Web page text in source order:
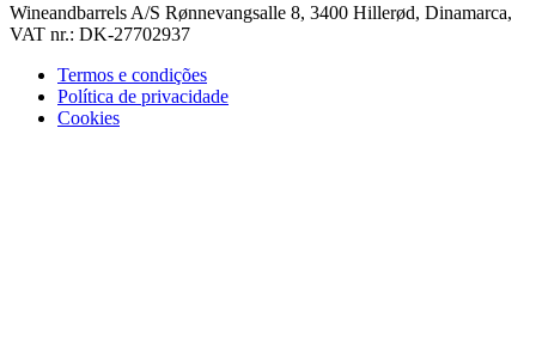
Wineandbarrels A/S Rønnevangsalle 8, 3400 Hillerød, Dinamarca,
VAT nr.: DK-27702937
Termos e condições
Política de privacidade
Cookies